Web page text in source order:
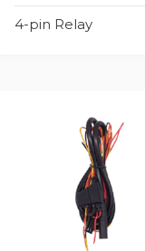
4-pin Relay